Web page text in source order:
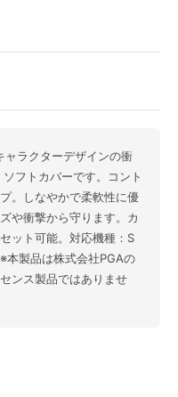
ャラクターデザインの衝
フトカバーです。コント
。しなやかで柔軟性に優
や衝撃から守ります。カ
ット可能。対応機種：S
製品は株式会社PGAの
ンス製品ではありませ